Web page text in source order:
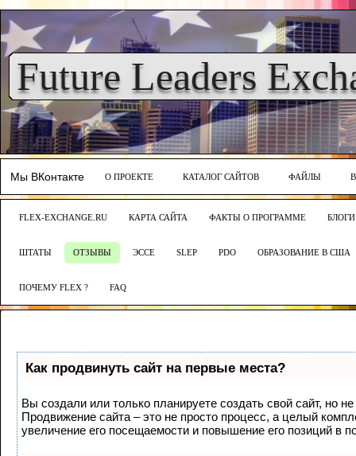
Future Leaders
Мы ВКонтакте О ПРОЕКТЕ КАТАЛОГ САЙТОВ ФАЙЛЫ
FLEX-EXCHANGE.RU КАРТА САЙТА ФАКТЫ О ПРОГРАММЕ
ШТАТЫ ОТЗЫВЫ ЭССЕ SLEP PDO ОБРАЗОВАНИЕ В США
ПОЧЕМУ FLEX ? FAQ
Как продвинуть сайт на первые места?
Вы создали или только планируете создать свой сайт, но не
Продвижение сайта – это не просто процесс, а целый
увеличение его посещаемости и повышение его позиций в